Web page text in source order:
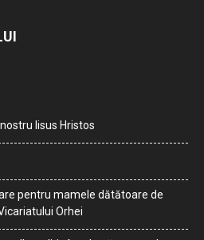
Iisus Hristos
pentru mamele dătătoare de
Orhei